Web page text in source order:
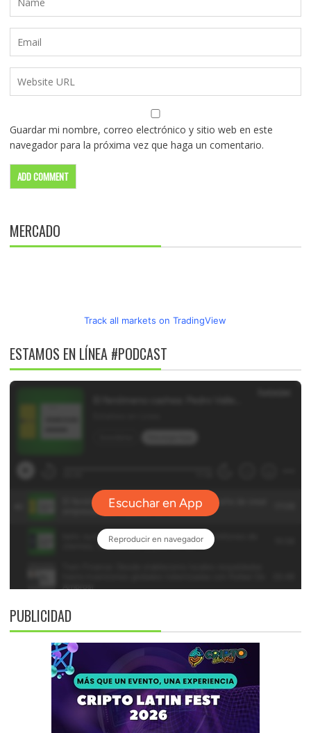
Guardar mi nombre, correo electrónico y sitio web en este
navegador para la próxima vez que haga un comentario.
MERCADO
Track all markets on TradingView
ESTAMOS EN LÍNEA #PODCAST
PUBLICIDAD